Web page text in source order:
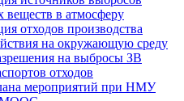
веществ в атмосферу
отходов производства
на окружающую среду
на выбросы ЗВ
отходов
мероприятий при НМУ